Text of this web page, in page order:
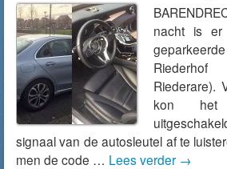
nacht is er
Riederare).
kon het
signaal van de autosleutel af te
men de code … Lees verder →